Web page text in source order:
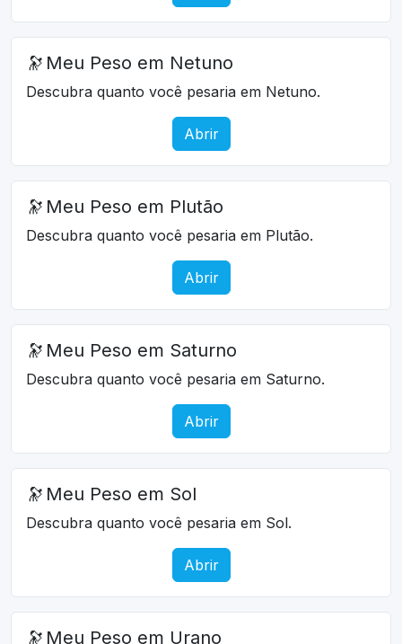
🔭 Meu Peso em Netuno
Descubra quanto você pesaria em Netuno.
Abrir
🔭 Meu Peso em Plutão
Descubra quanto você pesaria em Plutão.
Abrir
🔭 Meu Peso em Saturno
Descubra quanto você pesaria em Saturno.
Abrir
🔭 Meu Peso em Sol
Descubra quanto você pesaria em Sol.
Abrir
🔭 Meu Peso em Urano